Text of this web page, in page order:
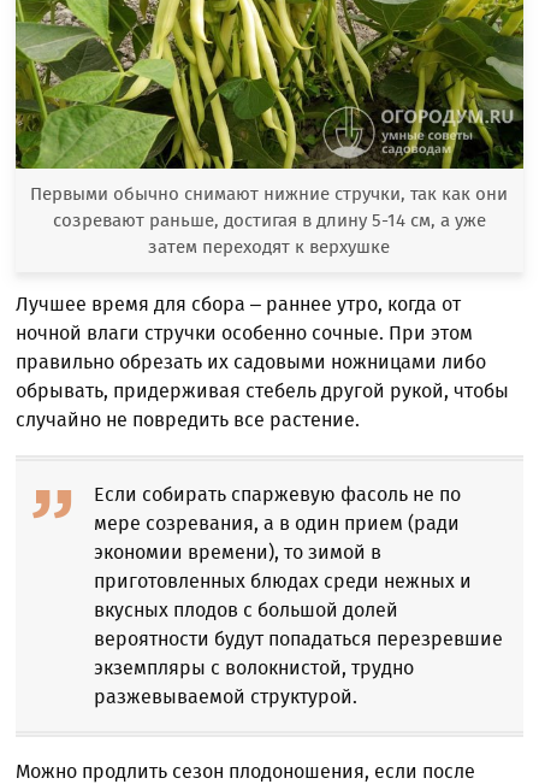
Первыми обычно снимают нижние стручки, так как они
созревают раньше, достигая в длину 5-14 см, а уже
затем переходят к верхушке
Лучшее время для сбора – раннее утро, когда от
ночной влаги стручки особенно сочные. При этом
правильно обрезать их садовыми ножницами либо
обрывать, придерживая стебель другой рукой, чтобы
случайно не повредить все растение.
Если собирать спаржевую фасоль не по
мере созревания, а в один прием (ради
экономии времени), то зимой в
приготовленных блюдах среди нежных и
вкусных плодов с большой долей
вероятности будут попадаться перезревшие
экземпляры с волокнистой, трудно
разжевываемой структурой.
Можно продлить сезон плодоношения, если после